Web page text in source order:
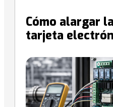
Cómo alargar
tarjeta